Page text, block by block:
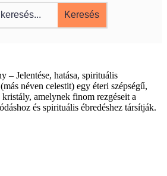
– Jelentése, hatása, spirituális
néven celestit) egy éteri szépségű,
amelynek finom rezgéseit a
és spirituális ébredéshez társítják.